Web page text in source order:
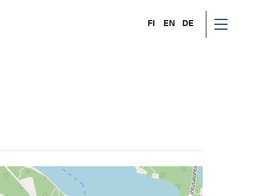
FI EN DE